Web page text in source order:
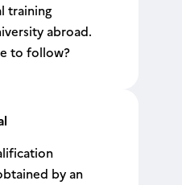
training
abroad.
to follow?
by an